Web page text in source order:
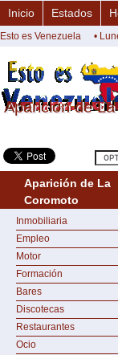
Aparición de
Aparición de
Inicio Estados
Esto es Venezuela •
Aparición de La
Coromoto
Inmobiliaria
Empleo
Motor
Formación
Bares
Discotecas
Restaurantes
Ocio